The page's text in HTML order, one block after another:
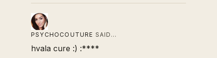
PSYCHOCOUTURE SAID…
hvala cure :) :****